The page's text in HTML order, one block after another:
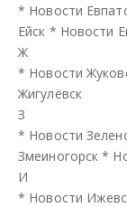
* Новости
Ейск * Новости
Ж
* Новости
Жигулёвск
З
* Новости
Змеиногорск *
И
* Новости